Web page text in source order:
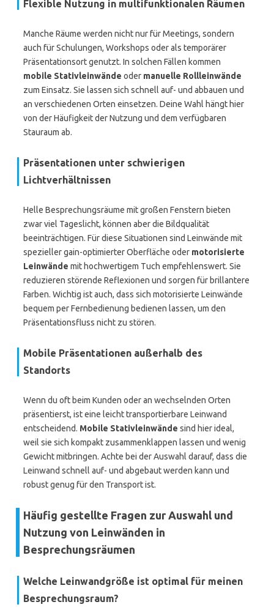
Flexible Nutzung in multifunktionalen Räumen
Manche Räume werden nicht nur für Meetings, sondern
auch für Schulungen, Workshops oder als temporärer
Präsentationsort genutzt. In solchen Fällen kommen
mobile Stativleinwände oder manuelle Rollleinwände
zum Einsatz. Sie lassen sich schnell auf- und abbauen und
an verschiedenen Orten einsetzen. Deine Wahl hängt hier
von der Häufigkeit der Nutzung und dem verfügbaren
Stauraum ab.
Präsentationen unter schwierigen
Lichtverhältnissen
Helle Besprechungsräume mit großen Fenstern bieten
zwar viel Tageslicht, können aber die Bildqualität
beeinträchtigen. Für diese Situationen sind Leinwände mit
spezieller gain-optimierter Oberfläche oder motorisierte
Leinwände mit hochwertigem Tuch empfehlenswert. Sie
reduzieren störende Reflexionen und sorgen für brillantere
Farben. Wichtig ist auch, dass sich motorisierte Leinwände
bequem per Fernbedienung bedienen lassen, um den
Präsentationsfluss nicht zu stören.
Mobile Präsentationen außerhalb des
Standorts
Wenn du oft beim Kunden oder an wechselnden Orten
präsentierst, ist eine leicht transportierbare Leinwand
entscheidend. Mobile Stativleinwände sind hier ideal,
weil sie sich kompakt zusammenklappen lassen und wenig
Gewicht mitbringen. Achte bei der Auswahl darauf, dass die
Leinwand schnell auf- und abgebaut werden kann und
robust genug für den Transport ist.
Häufig gestellte Fragen zur Auswahl und
Nutzung von Leinwänden in
Besprechungsräumen
Welche Leinwandgröße ist optimal für meinen
Besprechungsraum?